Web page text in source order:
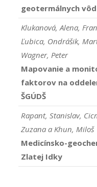
geotermálnych
Klukanová, Alena,
Ľubica, Ondrášik,
Wagner, Peter
Mapovanie a
faktorov na
ŠGÚDŠ
Rapant, Stanislav,
Zuzana a Khun, Miloš
Medicínsko-
Zlatej Idky